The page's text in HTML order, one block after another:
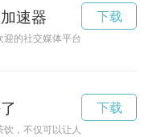
速器
的社交媒体平台之一，不仅成
下载
，不仅可以让人在喝茶的过程
下载